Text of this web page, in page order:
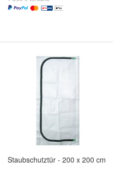
Staubschutztür - 200 x 200 cm